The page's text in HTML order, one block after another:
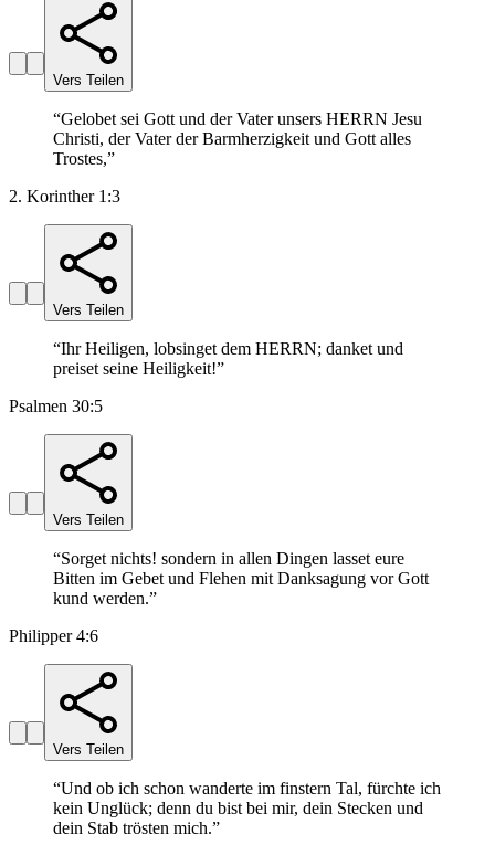
Vers Teilen
“Gelobet sei Gott und der Vater unsers HERRN Jesu
Christi, der Vater der Barmherzigkeit und Gott alles
Trostes,”
2. Korinther 1:3
Vers Teilen
“Ihr Heiligen, lobsinget dem HERRN; danket und
preiset seine Heiligkeit!”
Psalmen 30:5
Vers Teilen
“Sorget nichts! sondern in allen Dingen lasset eure
Bitten im Gebet und Flehen mit Danksagung vor Gott
kund werden.”
Philipper 4:6
Vers Teilen
“Und ob ich schon wanderte im finstern Tal, fürchte ich
kein Unglück; denn du bist bei mir, dein Stecken und
dein Stab trösten mich.”